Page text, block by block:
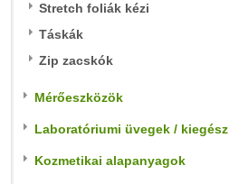
Stretch foliák kézi
Táskák
Zip zacskók
Mérőeszközök
Laboratóriumi üvegek / kiegész
Kozmetikai alapanyagok